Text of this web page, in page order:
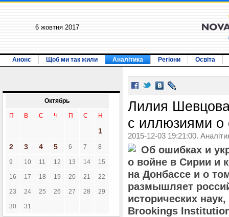
6 жовтня 2017
Анонс Щоб ми так жили Аналітика Регіони Освіта
Октябрь
П В С Ч П С Н
1
2
3 4 5 6 7 8
9 10 11 12 13 14 15
16 17 18 19 20 21 22
23 24 25 26 27 28 29
30 31
Лилия
с иллюзиями о
2015-12-03 19:21:00.
Об ошибках и
о войне в Сирии и
на Донбассе и о
размышляет
исторических
Brookings